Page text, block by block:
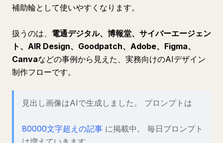
補助輪として使いやすくなります。
扱うのは、 電通デジタル、博報堂、サイバーエージェン
ト、AIR Design、Goodpatch、Adobe、Figma、
Canvaなどの事例から見えた、実務向けのAIデザイン
制作フローです。
見出し画像はAIで生成しました。 プロンプトは
80000文字超えの記事 に掲載中。 毎日プロンプト